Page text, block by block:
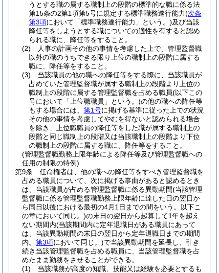
うとする職の属する職制上の段階の標準的な職に係る法
第15条の2第1項第5号に規定する標準職務遂行能力(次条
第3項において「標準職務遂行能力」という。)及び当該
降任等をしようとする職についての適性を有すると認め
られる職に、降任等をすること。
(2)
人事の計画その他の事情を考慮した上で、管理監督職
以外の職のうちできる限り上位の職制上の段階に属する
職に、降任等をすること。
(3)
当該職員の他の職への降任等をする際に、当該職員が
占めていた管理監督職が属する職制上の段階より上位の
職制上の段階に属する管理監督職を占める職員(以下この
号において「上位職職員」という。)の他の職への降任等
もする場合には、 第1号に掲げる基準に従った上での状況
その他の事情を考慮してやむを得ないと認められる場合
を除き、上位職職員の降任等をした職が属する職制上の
段階と同じ職制上の段階又は当該職制上の段階より下位
の職制上の段階に属する職に、降任等をすること。
(管理監督職勤務上限年齢による降任等及び管理監督職への
任用の制限の特例)
第9条
任命権者は、他の職への降任等をすべき管理監督職を
占める職員について、次に掲げる事由があると認めるとき
は、当該職員が占める管理監督職に係る異動期間(当該管理
監督職に係る管理監督職勤務上限年齢に達した日の翌日か
ら同日以後における最初の4月1日までの間をいう。以下こ
の章において同じ。)の末日の翌日から起算して1年を超え
ない期間内(当該期間内に定年退職日がある職員にあって
は、当該異動期間の末日の翌日から定年退職日までの期間
内。 第3項において同じ。)で当該異動期間を延長し、引き
続き当該管理監督職を占める職員に、当該管理監督職を占
めたまま勤務をさせることができる。
(1)
当該職務が高度の知識、技能又は経験を必要とするも